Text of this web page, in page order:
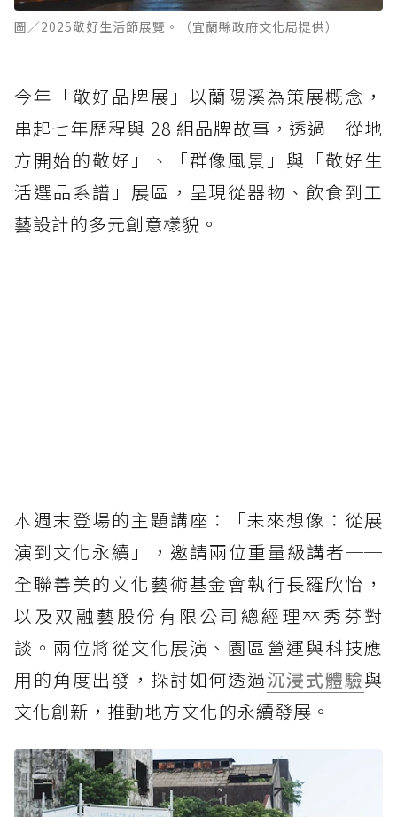
圖／2025敬好生活節展覽。（宜蘭縣政府文化局提供）
今年「敬好品牌展」以蘭陽溪為策展概念，
串起七年歷程與 28 組品牌故事，透過「從地
方開始的敬好」、「群像風景」與「敬好生
活選品系譜」展區，呈現從器物、飲食到工
藝設計的多元創意樣貌。
本週末登場的主題講座：「未來想像：從展
演到文化永續」，邀請兩位重量級講者──
全聯善美的文化藝術基金會執行長羅欣怡，
以及双融藝股份有限公司總經理林秀芬對
談。兩位將從文化展演、園區營運與科技應
用的角度出發，探討如何透過沉浸式體驗與
文化創新，推動地方文化的永續發展。